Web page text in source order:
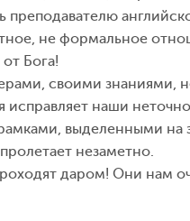
не формальное
Бога!
своими знаниями,
исправляет наши
выделенными на
незаметно.
даром! Они нам